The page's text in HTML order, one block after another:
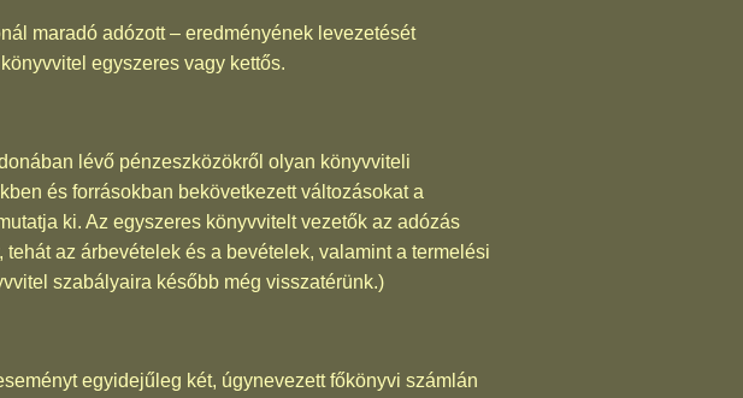
maradó adózott – eredményének levezetését
egyszeres vagy kettős.
lévő pénzeszközökről olyan könyvviteli
és forrásokban bekövetkezett változásokat a
ki. Az egyszeres könyvvitelt vezetők az adózás
az árbevételek és a bevételek, valamint a termelési
szabályaira később még visszatérünk.)
egyidejűleg két, úgynevezett főkönyvi számlán